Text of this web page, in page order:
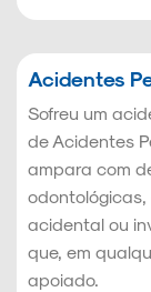
Acidentes
Sofreu um
de Acidentes
ampara com
odontológicas,
acidental ou
que, em
apoiado.